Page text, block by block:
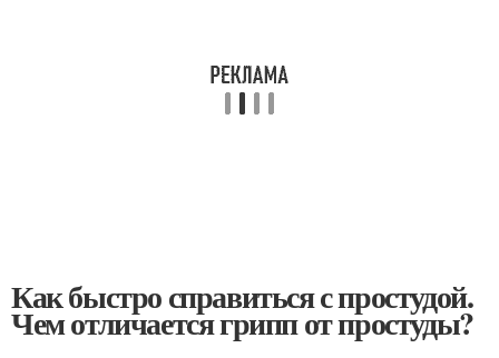
Как быстро справиться с простудой.
Чем отличается грипп от простуды?